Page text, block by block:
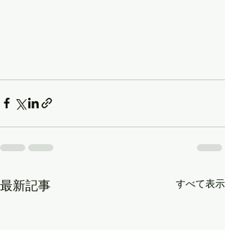
最新記事 すべて表示